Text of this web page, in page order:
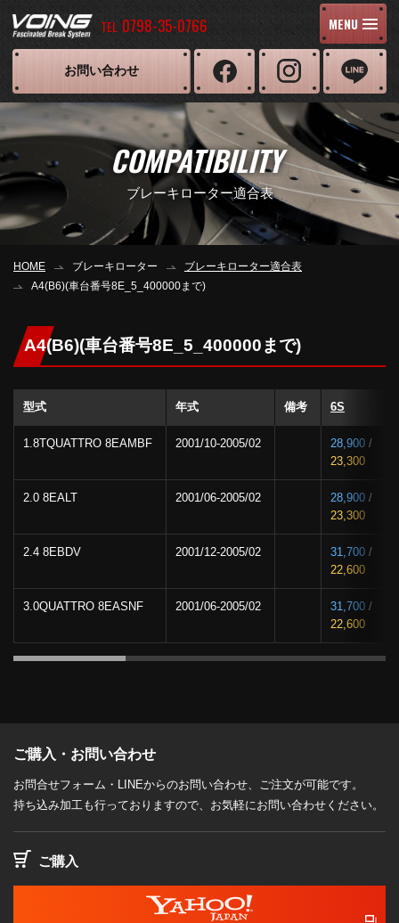
TEL 0798-35-0766 MENU
お問い合わせ
COMPATIBILITY
ブレーキローター適合表
HOME ブレーキローター
ブレーキローター適合表
A4(B6)(車台番号8E_5_400000まで)
A4(B6)(車台番号8E_5_400000まで)
型式 年式 備考 6S
1.8TQUATTRO 8EAMBF 2001/10-2005/02 28,900 /
23,300
2.0 8EALT 2001/06-2005/02 28,900 /
23,300
2.4 8EBDV 2001/12-2005/02 31,700 /
22,600
3.0QUATTRO 8EASNF 2001/06-2005/02 31,700 /
22,600
ご購入・お問い合わせ
お問合せフォーム・LINEからのお問い合わせ、ご注文が可能です。
持ち込み加工も行っておりますので、お気軽にお問い合わせください。
ご購入